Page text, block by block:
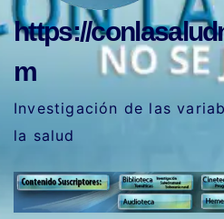
https://
m
Investigación de las
la salud